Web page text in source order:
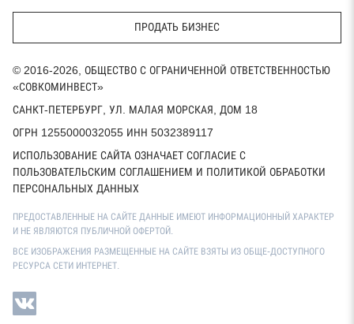
ПРОДАТЬ БИЗНЕС
© 2016-2026, ОБЩЕСТВО С ОГРАНИЧЕННОЙ ОТВЕТСТВЕННОСТЬЮ
«СОВКОМИНВЕСТ»
САНКТ-ПЕТЕРБУРГ, УЛ. МАЛАЯ МОРСКАЯ, ДОМ 18
ОГРН 1255000032055 ИНН 5032389117
ИСПОЛЬЗОВАНИЕ САЙТА ОЗНАЧАЕТ СОГЛАСИЕ С
ПОЛЬЗОВАТЕЛЬСКИМ СОГЛАШЕНИЕМ И ПОЛИТИКОЙ ОБРАБОТКИ
ПЕРСОНАЛЬНЫХ ДАННЫХ
ПРЕДОСТАВЛЕННЫЕ НА САЙТЕ ДАННЫЕ ИМЕЮТ ИНФОРМАЦИОННЫЙ ХАРАКТЕР
И НЕ ЯВЛЯЮТСЯ ПУБЛИЧНОЙ ОФЕРТОЙ.
ВСЕ ИЗОБРАЖЕНИЯ РАЗМЕЩЕННЫЕ НА САЙТЕ ВЗЯТЫ ИЗ ОБЩЕ-ДОСТУПНОГО
РЕСУРСА СЕТИ ИНТЕРНЕТ.